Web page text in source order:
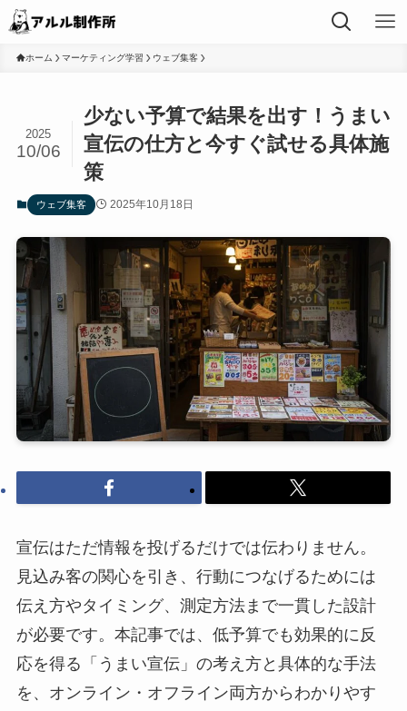
ホーム マーケティング学習 ウェブ集客
少ない予算で結果を出す！うまい
宣伝の仕方と今すぐ試せる具体施
策
2025
10/06
ウェブ集客 2025年10月18日
宣伝はただ情報を投げるだけでは伝わりません。
見込み客の関心を引き、行動につなげるためには
伝え方やタイミング、測定方法まで一貫した設計
が必要です。本記事では、低予算でも効果的に反
応を得る「うまい宣伝」の考え方と具体的な手法
を、オンライン・オフライン両方からわかりやす